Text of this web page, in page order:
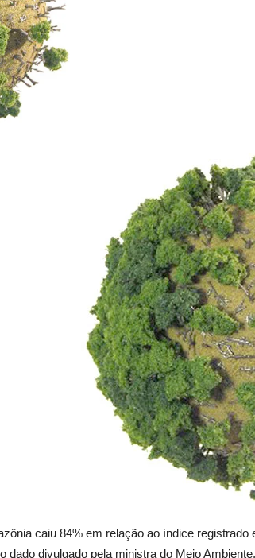
caiu 84% em relação ao índice
dado divulgado pela ministra do Meio